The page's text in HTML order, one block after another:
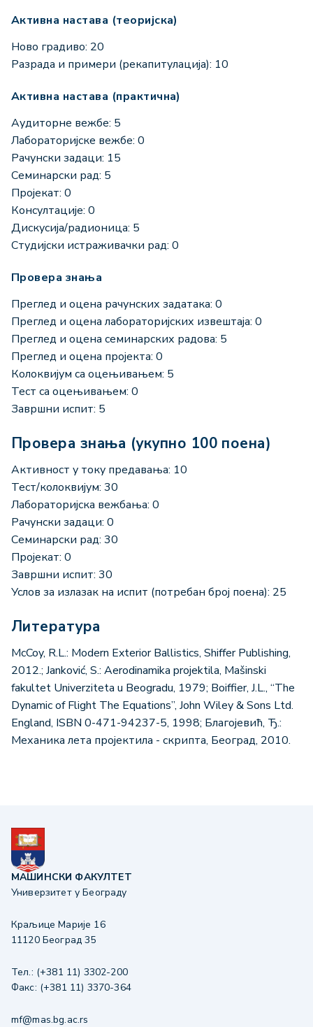
Активна настава (теоријска)
Ново градиво: 20
Разрада и примери (рекапитулација): 10
Активна настава (практична)
Аудиторне вежбе: 5
Лабораторијске вежбе: 0
Рачунски задаци: 15
Семинарски рад: 5
Пројекат: 0
Консултације: 0
Дискусија/радионица: 5
Студијски истраживачки рад: 0
Провера знања
Преглед и оцена рачунских задатака: 0
Преглед и оцена лабораторијских извештаја: 0
Преглед и оцена семинарских радова: 5
Преглед и оцена пројекта: 0
Колоквијум са оцењивањем: 5
Тест са оцењивањем: 0
Завршни испит: 5
Провера знања (укупно 100 поена)
Активност у току предавања: 10
Тест/колоквијум: 30
Лабораторијска вежбања: 0
Рачунски задаци: 0
Семинарски рад: 30
Пројекат: 0
Завршни испит: 30
Услов за излазак на испит (потребан број поена): 25
Литература
McCoy, R.L.: Modern Exterior Ballistics, Shiffer Publishing,
2012.; Janković, S.: Aerodinamika projektila, Mašinski
fakultet Univerziteta u Beogradu, 1979; Boiffier, J.L., “The
Dynamic of Flight The Equations”, John Wiley & Sons Ltd.
England, ISBN 0-471-94237-5, 1998; Благојевић, Ђ.:
Механика лета пројектила - скрипта, Београд, 2010.
МАШИНСКИ ФАКУЛТЕТ
Универзитет у Београду
Краљице Марије 16
11120 Београд 35
Тел.: (+381 11) 3302-200
Факс: (+381 11) 3370-364
mf@mas.bg.ac.rs